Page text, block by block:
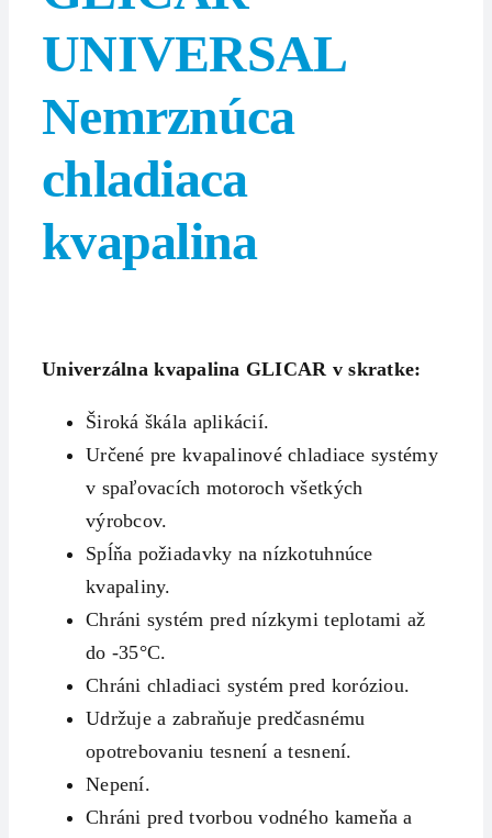
UNIVERSAL
Nemrznúca
chladiaca
kvapalina
Univerzálna kvapalina GLICAR v skratke:
Široká škála aplikácií.
Určené pre kvapalinové chladiace systémy
v spaľovacích motoroch všetkých
výrobcov.
Spĺňa požiadavky na nízkotuhnúce
kvapaliny.
Chráni systém pred nízkymi teplotami až
do -35°C.
Chráni chladiaci systém pred koróziou.
Udržuje a zabraňuje predčasnému
opotrebovaniu tesnení a tesnení.
Nepení.
Chráni pred tvorbou vodného kameňa a